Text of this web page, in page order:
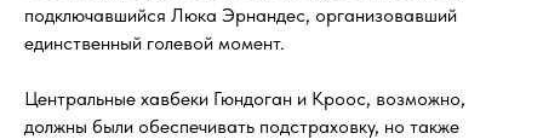
подключавшийся Люка Эрнандес, организовавший
единственный голевой момент.
Центральные хавбеки Гюндоган и Кроос, возможно,
должны были обеспечивать подстраховку, но также